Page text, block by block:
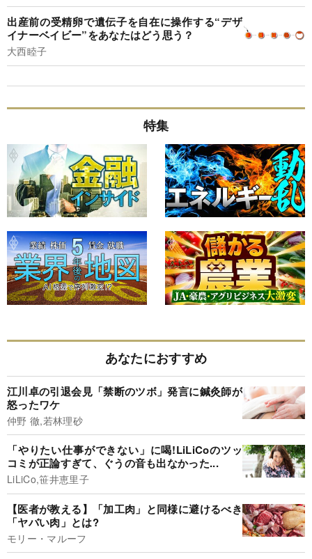
出産前の受精卵で遺伝子を自在に操作する“デザ
イナーベイビー”をあなたはどう思う？
大西睦子
特集
あなたにおすすめ
江川卓の引退会見「禁断のツボ」発言に鍼灸師が
怒ったワケ
仲野 徹,若林理砂
「やりたい仕事ができない」に喝!LiLiCoのツッ
コミが正論すぎて、ぐうの音も出なかった...
LiLiCo,笹井恵里子
【医者が教える】「加工肉」と同様に避けるべき
「ヤバい肉」とは?
モリー・マルーフ